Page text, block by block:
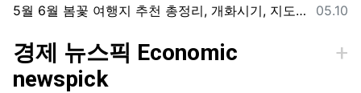
등록일
05.10
5월 6월 봄꽃 여행지 추천 총정리, 개화시기, 지도공유
경제 뉴스픽 Economic
newspick